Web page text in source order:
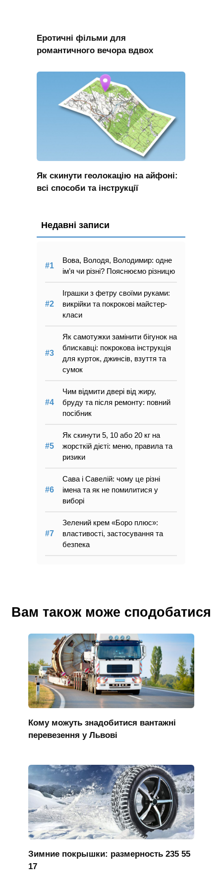
Еротичні фільми для
романтичного вечора вдвох
Як скинути геолокацію на айфоні:
всі способи та інструкції
Недавні записи
Вова, Володя, Володимир: одне
ім’я чи різні? Пояснюємо різницю
Іграшки з фетру своїми руками:
викрійки та покрокові майстер-
класи
Як самотужки замінити бігунок на
блискавці: покрокова інструкція
для курток, джинсів, взуття та
сумок
Чим відмити двері від жиру,
бруду та після ремонту: повний
посібник
Як скинути 5, 10 або 20 кг на
жорсткій дієті: меню, правила та
ризики
Сава і Савелій: чому це різні
імена та як не помилитися у
виборі
Зелений крем «Боро плюс»:
властивості, застосування та
безпека
Вам також може сподобатися
Кому можуть знадобитися вантажні
перевезення у Львові
Зимние покрышки: размерность 235 55
17